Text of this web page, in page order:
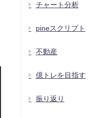
チャート分析
pineスクリプト
不動産
億トレを目指す
振り返り